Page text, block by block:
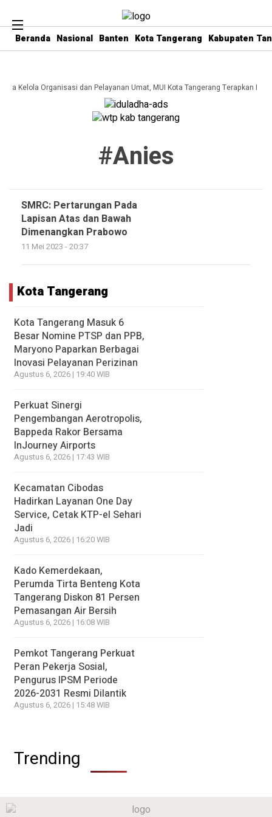
Beranda Nasional Banten Kota Tangerang Kabupaten
Kelola Organisasi dan Pelayanan Umat, MUI Kota Tangerang Terapkan ISO
#anies
SMRC: Pertarungan Pada
Lapisan Atas dan Bawah
Dimenangkan Prabowo
11 Mei 2023 - 20:37
Kota Tangerang
Kota Tangerang Masuk 6
Besar Nomine PTSP dan PPB,
Maryono Paparkan Berbagai
Inovasi Pelayanan Perizinan
Agustus 6, 2026 | 19:40 WIB
Perkuat Sinergi
Pengembangan Aerotropolis,
Bappeda Rakor Bersama
InJourney Airports
Agustus 6, 2026 | 17:43 WIB
Kecamatan Cibodas
Hadirkan Layanan One Day
Service, Cetak KTP-el Sehari
Jadi
Agustus 6, 2026 | 16:20 WIB
Kado Kemerdekaan,
Perumda Tirta Benteng Kota
Tangerang Diskon 81 Persen
Pemasangan Air Bersih
Agustus 6, 2026 | 16:08 WIB
Pemkot Tangerang Perkuat
Peran Pekerja Sosial,
Pengurus IPSM Periode
2026-2031 Resmi Dilantik
Agustus 6, 2026 | 15:48 WIB
Trending